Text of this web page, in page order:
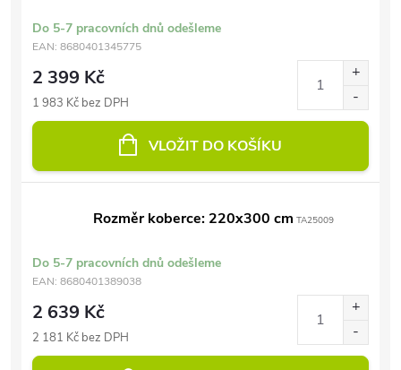
Do 5-7 pracovních dnů odešleme
EAN: 8680401345775
2 399 Kč
1 983 Kč bez DPH
VLOŽIT DO KOŠÍKU
Rozměr koberce: 220x300 cm TA25009
Do 5-7 pracovních dnů odešleme
EAN: 8680401389038
2 639 Kč
2 181 Kč bez DPH